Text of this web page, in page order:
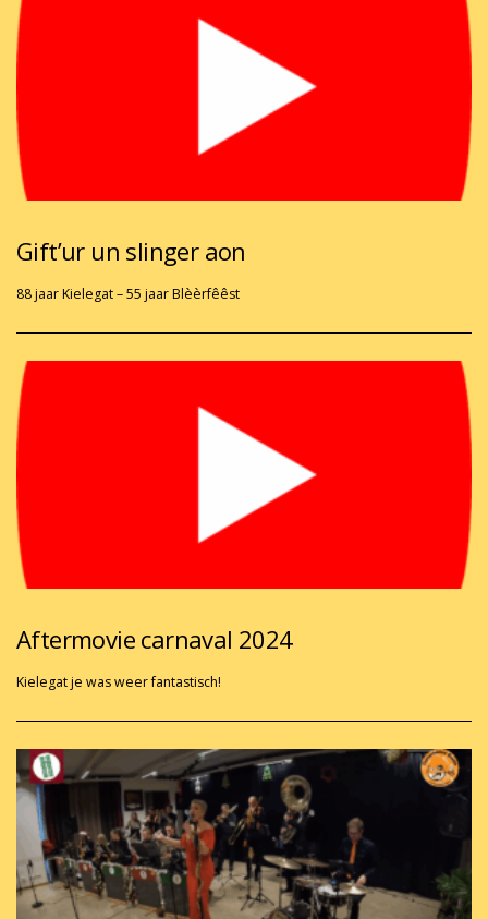
Gift’ur un slinger aon
88 jaar Kielegat – 55 jaar Blèèrfêêst
Aftermovie carnaval 2024
Kielegat je was weer fantastisch!